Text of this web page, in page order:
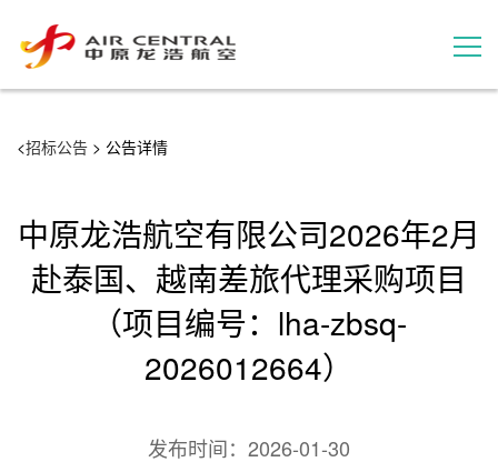
用户案例
<招标公告 > 公告详情
中原龙浩航空有限公司2026年2月
赴泰国、越南差旅代理采购项目
（项目编号：lha-zbsq-
2026012664）
发布时间： 2026-01-30